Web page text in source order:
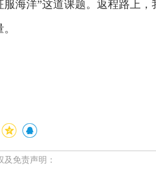
服海洋”这道课题。返程路上
免责声明：